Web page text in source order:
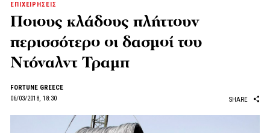
ΕΠΙΧΕΙΡΗΣΕΙΣ
Ποιους κλάδους πλήττουν
περισσότερο οι δασμοί του
Ντόναλντ Τραμπ
FORTUNE GREECE
06/03/2018, 18:30
SHARE